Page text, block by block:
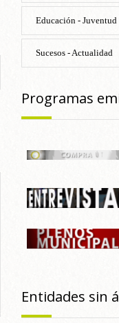
Educación - Juventud
Sucesos - Actualidad
Programas
Entidades sin